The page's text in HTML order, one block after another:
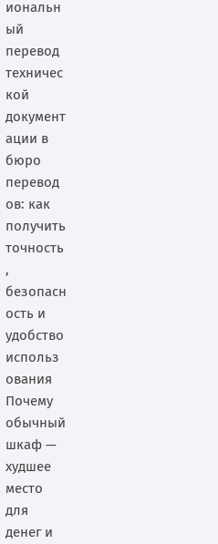
иональн
ый
перевод
техничес
кой
документ
ации в
бюро
перевод
ов: как
получить
точность
,
безопасн
ость и
удобство
использ
ования
Почему
обычный
шкаф —
худшее
место
для
денег и